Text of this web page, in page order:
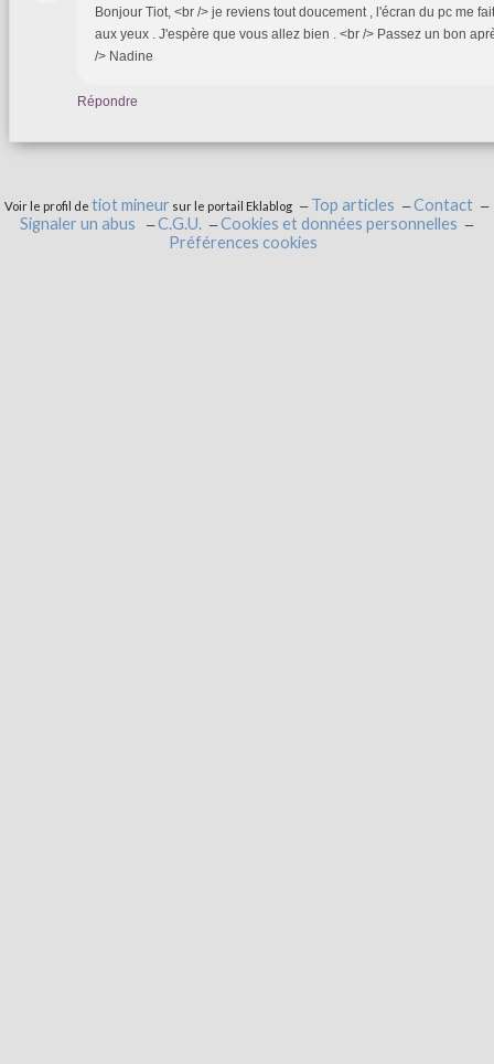
Bonjour Tiot, <br /> je reviens tout doucement , l'écran du pc me
aux yeux . J'espère que vous allez bien . <br /> Passez un bon
/> Nadine
Répondre
Voir le profil de tiot mineur sur le portail Eklablog Top articles
Contact
Signaler un abus
C.G.U.
Cookies et données personnelles
Préférences cookies